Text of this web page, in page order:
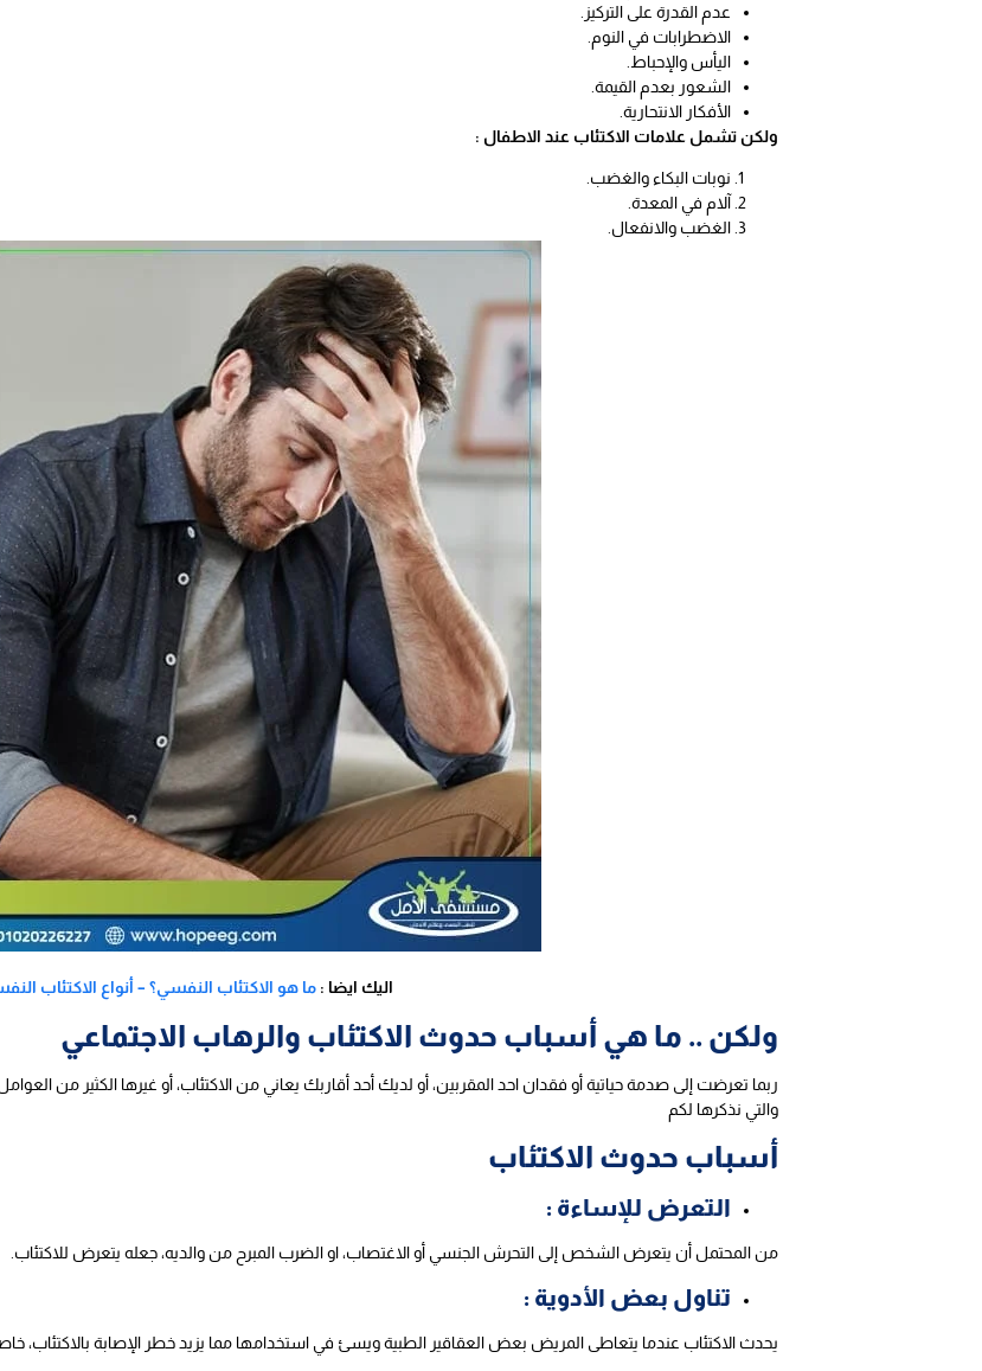
عدم القدرة على التركيز.
الاضطرابات في النوم.
اليأس والإحباط.
الشعور بعدم القيمة.
الأفكار الانتحارية.
ولكن تشمل علامات الاكتئاب عند الاطفال :
نوبات البكاء والغضب.
آلام في المعدة.
الغضب والانفعال.
اليك ايضا :ما هو الاكتئاب النفسي؟ – أنواع الاكتئاب
ولكن .. ما هي أسباب حدوث الاكتئاب والرهاب الاجتماعي
ربما تعرضت إلى صدمة حياتية أو فقدان احد المقربين، أو لديك أحد أقاربك يعاني من الاكتئاب، أو غيرها الكثير من
والتي نذكرها لكم
أسباب حدوث الاكتئاب
التعرض للإساءة :
من المحتمل أن يتعرض الشخص إلى التحرش الجنسي أو الاغتصاب، او الضرب المبرح من والديه، جعله يتعرض للاكتئاب.
تناول بعض الأدوية :
يحدث الاكتئاب عندما يتعاطى المريض بعض العقاقير الطبية ويسئ في استخدامها مما يزيد خطر الإصابة بالاكتئاب،